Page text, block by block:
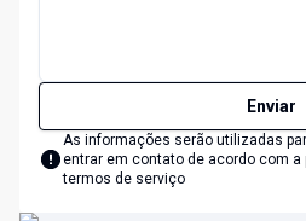
Enviar
As informações serão utilizadas
entrar em contato de acordo com a
termos de serviço